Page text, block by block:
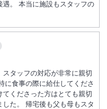
案内いつも当館をご利用いただ
の象徴のひとつでもある、隣地
時太郎が掘り当てたものであ
迎えます。この記念すべき年に
の建て替え工事が実施される運
げます。■ 工事期間中（10月27
。 本当に施設もスタッフの
タッフの対応が非常に親切
に食事の際に給仕してくださ
くださった方はとても親切
た。 帰宅後も父も母もスタ